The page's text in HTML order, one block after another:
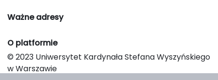
Ważne adresy
O platformie
© 2023 Uniwersytet Kardynała Stefana Wyszyńskiego
w Warszawie